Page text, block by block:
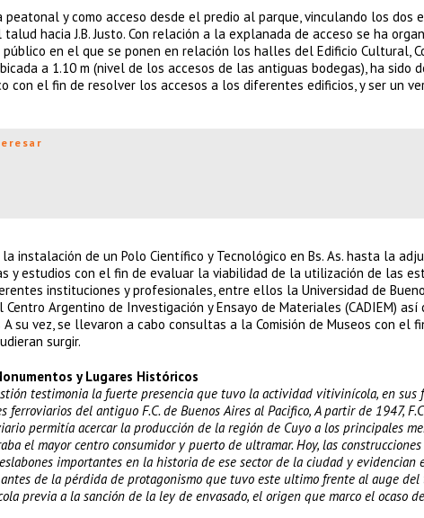
y como acceso desde el predio al parque, vinculando los dos
hacia J.B. Justo. Con relación a la explanada de acceso se ha
en el que se ponen en relación los halles del Edificio Cultural,
a 1.10 m (nivel de los accesos de las antiguas bodegas), ha sido
con el fin de resolver los accesos a los diferentes edificios, y ser un
instalación de un Polo Científico y Tecnológico en Bs. As. hasta la
y estudios con el fin de evaluar la viabilidad de la utilización de las
instituciones y profesionales, entre ellos la Universidad de
Centro Argentino de Investigación y Ensayo de Materiales (CADIEM) así
su vez, se llevaron a cabo consultas a la Comisión de Museos con el
surgir.
y Lugares Históricos
testimonia la fuerte presencia que tuvo la actividad vitivinícola, en sus
del antiguo F.C. de Buenos Aires al Pacifico, A partir de 1947,
permitía acercar la producción de la región de Cuyo a los principales
el mayor centro consumidor y puerto de ultramar. Hoy, las
importantes en la historia de ese sector de la ciudad y evidencian
de la pérdida de protagonismo que tuvo este ultimo frente al auge
previa a la sanción de la ley de envasado, el origen que marco el ocaso